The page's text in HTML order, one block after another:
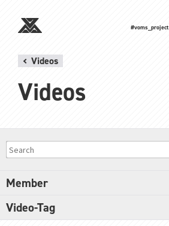
#voms_project
Videos
Videos
Member
Video-Tag